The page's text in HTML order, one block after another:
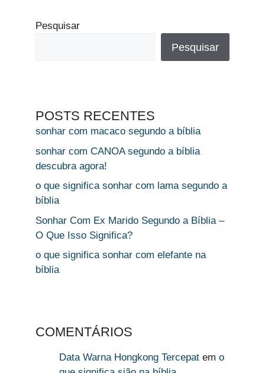
Pesquisar
Pesquisar
POSTS RECENTES
sonhar com macaco segundo a bíblia
sonhar com CANOA segundo a bíblia
descubra agora!
o que significa sonhar com lama segundo a
bíblia
Sonhar Com Ex Marido Segundo a Bíblia –
O Que Isso Significa?
o que significa sonhar com elefante na
bíblia
COMENTÁRIOS
Data Warna Hongkong Tercepat em o